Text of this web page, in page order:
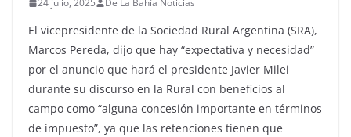
24 julio, 2025 De La Bahía Noticias
El vicepresidente de la Sociedad Rural Argentina (SRA),
Marcos Pereda, dijo que hay “expectativa y necesidad”
por el anuncio que hará el presidente Javier Milei
durante su discurso en la Rural con beneficios al
campo como “alguna concesión importante en términos
de impuesto”, ya que las retenciones tienen que